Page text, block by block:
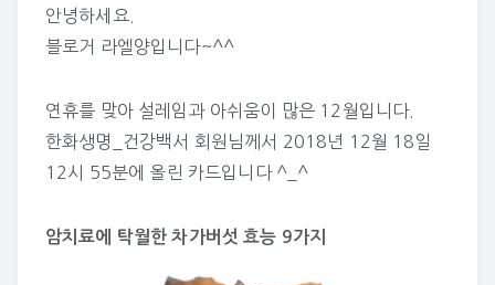
안녕하세요.
블로거 라엘양입니다~^^
연휴를 맞아 설레임과 아쉬움이 많은 12월입니다.
한화생명_건강백서 회원님께서 2018년 12월 18일
12시 55분에 올린 카드입니다 ^_^
암치료에 탁월한 차가버섯 효능 9가지